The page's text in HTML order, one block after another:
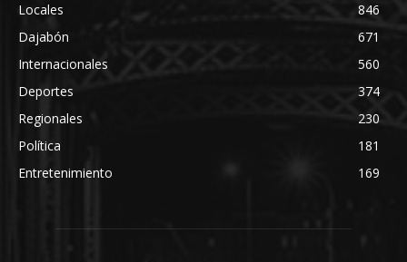
Locales
846
Dajabón
671
Internacionales
560
Deportes
374
Regionales
230
Política
181
Entretenimiento
169